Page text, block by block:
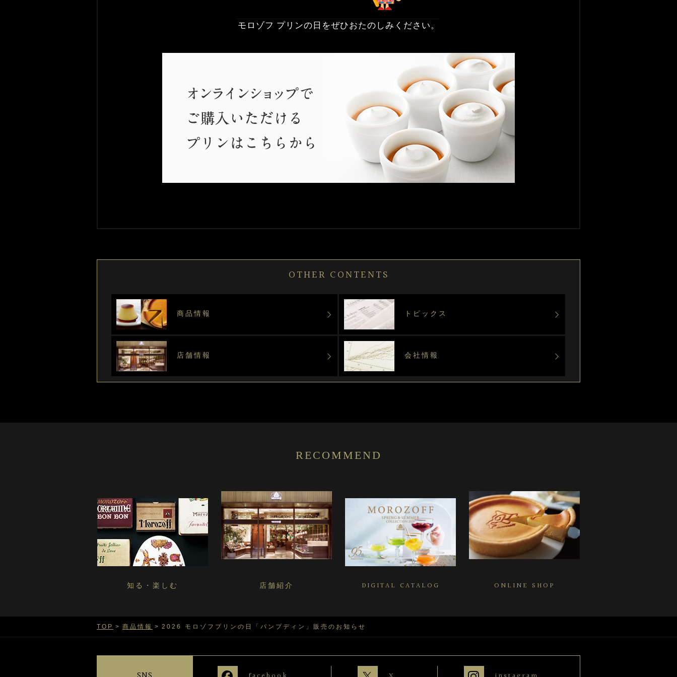
モロゾフ プリンの日をぜひおたのしみください。
OTHER CONTENTS
商品情報 トピックス
店舗情報 会社情報
RECOMMEND
知る・楽しむ 店舗紹介 DIGITAL CATALOG ONLINE SHOP
TOP 商品情報 2026 モロゾフプリンの日「パンプディン」販売のお知らせ